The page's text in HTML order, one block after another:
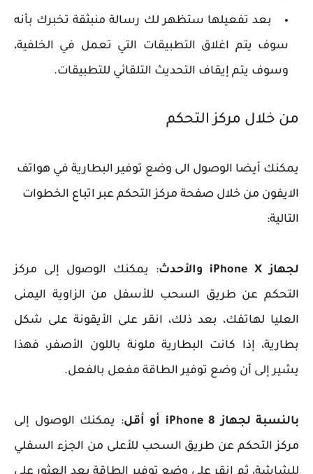
بعد تفعيلها ستظهر لك رسالة منبثقة تخبرك بأنه
سوف يتم اغلاق التطبيقات التي تعمل في الخلفية،
وسوف يتم إيقاف التحديث التلقائي للتطبيقات.
من خلال مركز التحكم
يمكنك أيضا الوصول الى وضع توفير البطارية في هواتف
الايفون من خلال صفحة مركز التحكم عبر اتباع الخطوات
التالية:
لجهاز iPhone X والأحدث
: يمكنك الوصول إلى مركز
التحكم عن طريق السحب للأسفل من الزاوية اليمنى
العليا لهاتفك، بعد ذلك، انقر على الأيقونة على شكل
بطارية، إذا كانت البطارية ملونة باللون الأصفر، فهذا
يشير إلى أن وضع توفير الطاقة مفعل بالفعل.
بالنسبة لجهاز iPhone 8 أو أقل
: يمكنك الوصول إلى
مركز التحكم عن طريق السحب للأعلى من الجزء السفلي